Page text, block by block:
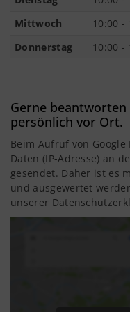
Mittwoch
10:00 -
Donnerstag
10:00 -
Gerne
persönlich vor Ort.
Beim Aufruf von
Daten (IP-Adresse) an
gesendet. Daher ist es
und ausgewertet
unserer